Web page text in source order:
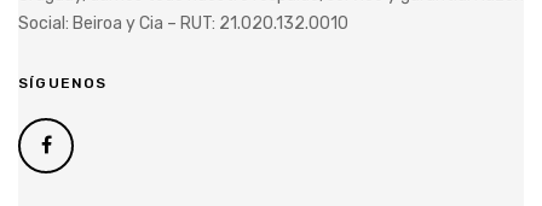
Social: Beiroa y Cia – RUT: 21.020.132.0010
SÍGUENOS